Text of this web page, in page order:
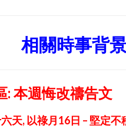
相關時事背
: 本週悔改禱告文
天, 以祿月16日 – 堅定不